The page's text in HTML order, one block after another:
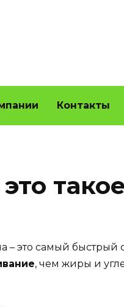
Контакты
– это самый быстрый
, чем жиры и